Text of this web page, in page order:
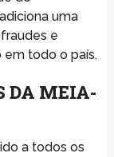
uma
e
todo o país.
DA MEIA-
a todos os